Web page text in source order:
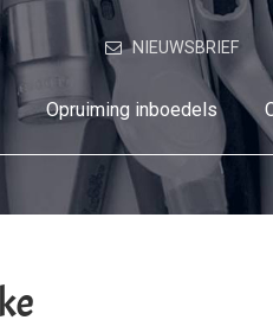
NIEUWSBRIEF
Opruiming inboedels